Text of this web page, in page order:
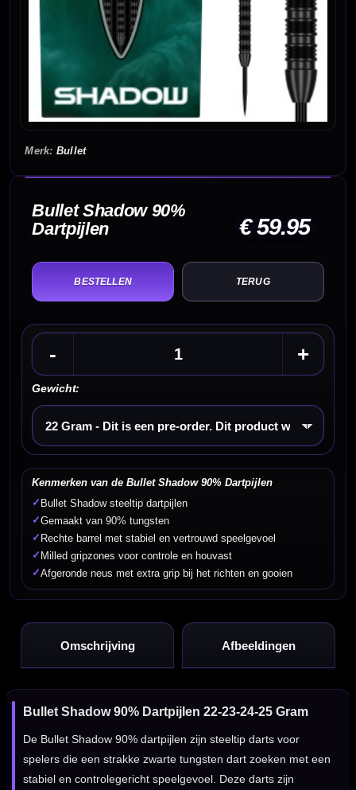
Bullet
Bullet Shadow 90%
Dartpijlen
€ 59.95
TERUG
- +
Gewicht:
Kies een optie
Kenmerken van de Bullet Shadow 90% Dartpijlen
✓ Bullet Shadow steeltip dartpijlen
✓Gemaakt van 90% tungsten
✓ Rechte barrel met stabiel en vertrouwd speelgevoel
✓ Milled gripzones voor controle en houvast
✓Afgeronde neus met extra grip bij het richten en gooien
Omschrijving Afbeeldingen
Bullet Shadow 90% Dartpijlen 22-23-24-25 Gram
De Bullet Shadow 90% dartpijlen zijn steeltip darts voor
spelers die een strakke zwarte tungsten dart zoeken met een
stabiel en controlegericht speelgevoel. Deze darts zijn